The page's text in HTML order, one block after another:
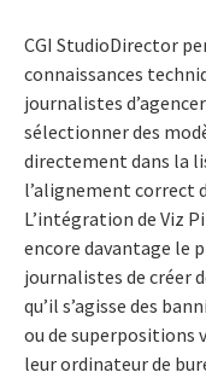
CGI StudioDirector
connaissances
journalistes
sélectionner des
directement dans la
l’alignement correct
L’intégration de Viz
encore davantage le
journalistes de créer
qu’il s’agisse des
ou de superpositions
leur ordinateur de